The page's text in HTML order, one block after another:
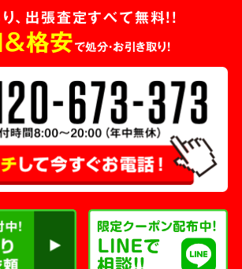
、出張査定すべて無料!!
格安で処分・お引き取り！